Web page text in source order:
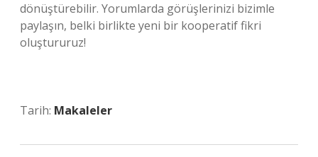
dönüştürebilir. Yorumlarda görüşlerinizi bizimle
paylaşın, belki birlikte yeni bir kooperatif fikri
oluştururuz!
Tarih: Makaleler